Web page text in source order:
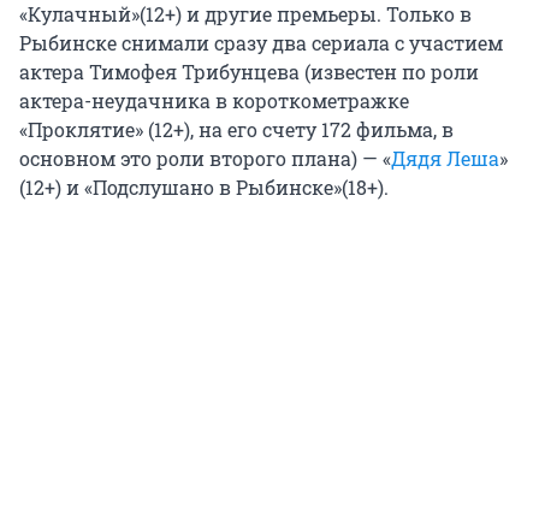
«Кулачный»(12+) и другие премьеры. Только в
Рыбинске снимали сразу два сериала с участием
актера Тимофея Трибунцева (известен по роли
актера-неудачника в короткометражке
«Проклятие» (12+), на его счету 172 фильма, в
основном это роли второго плана) — «Дядя Леша»
(12+) и «Подслушано в Рыбинске»(18+).